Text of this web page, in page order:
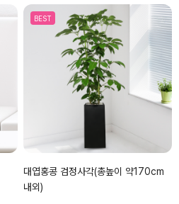
BEST
대엽홍콩 검정사각(총높이 약170cm
내외)